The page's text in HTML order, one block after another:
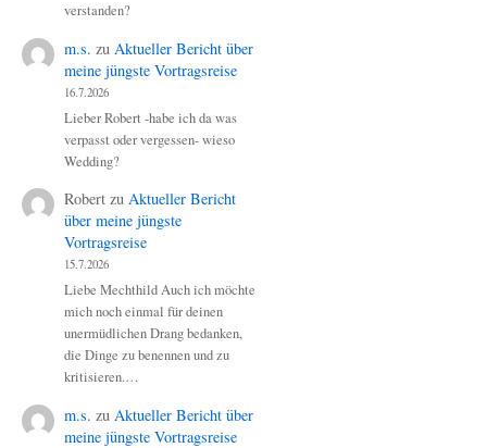
verstanden?
m.s. zu Aktueller Bericht über
meine jüngste Vortragsreise
16.7.2026
Lieber Robert -habe ich da was
verpasst oder vergessen- wieso
Wedding?
Robert zu Aktueller Bericht
über meine jüngste
Vortragsreise
15.7.2026
Liebe Mechthild Auch ich möchte
mich noch einmal für deinen
unermüdlichen Drang bedanken,
die Dinge zu benennen und zu
kritisieren.…
m.s. zu Aktueller Bericht über
meine jüngste Vortragsreise